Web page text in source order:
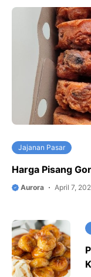
Jajanan Pasar
Harga Pisang
Aurora April 7,